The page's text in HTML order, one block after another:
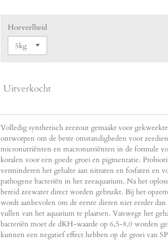
Hoeveelheid
Uitverkocht
Volledig synthetisch zeezout gemaakt voor
ontworpen om de beste omstandigheden voor
micronutriënten en macronutriënten in de formule
koralen voor een goede groei en pigmentatie.
verminderen het gehalte aan nitraten en fosfaten en
pathogene bacteriën in het zeeaquarium. Na het
bereid zeewater direct worden gebruikt. Bij het
wordt aanbevolen om de eerste dieren niet eerder
vullen van het aquarium te plaatsen. Vanwege het
bacteriën moet de dKH-waarde op 6,5-8,0 worden
kunnen een negatief effect hebben op de groei van